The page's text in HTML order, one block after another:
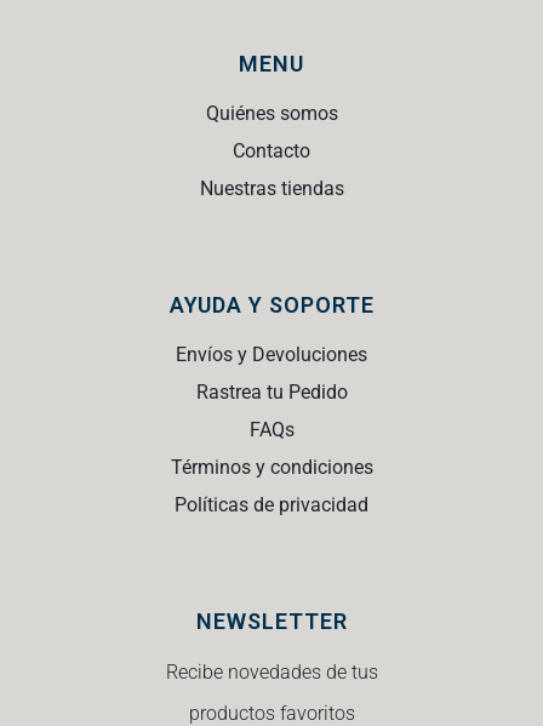
MENU
Quiénes somos
Contacto
Nuestras tiendas
AYUDA Y SOPORTE
Envíos y Devoluciones
Rastrea tu Pedido
FAQs
Términos y condiciones
Políticas de privacidad
NEWSLETTER
Recibe novedades de tus
productos favoritos